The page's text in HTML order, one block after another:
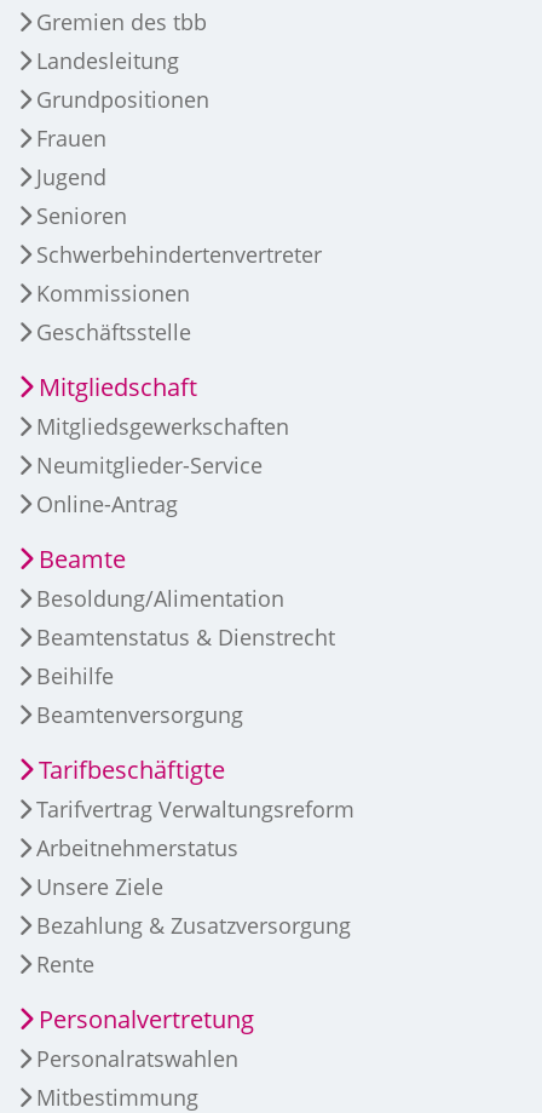
Gremien des tbb
Landesleitung
Grundpositionen
Frauen
Jugend
Senioren
Schwerbehindertenvertreter
Kommissionen
Geschäftsstelle
Mitgliedschaft
Mitgliedsgewerkschaften
Neumitglieder-Service
Online-Antrag
Beamte
Besoldung/Alimentation
Beamtenstatus & Dienstrecht
Beihilfe
Beamtenversorgung
Tarifbeschäftigte
Tarifvertrag Verwaltungsreform
Arbeitnehmerstatus
Unsere Ziele
Bezahlung & Zusatzversorgung
Rente
Personalvertretung
Personalratswahlen
Mitbestimmung